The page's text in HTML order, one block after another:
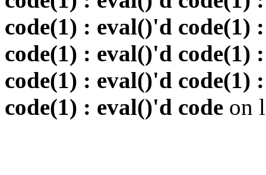
code(1) : eval()'d code(1)
code(1) : eval()'d code(1)
code(1) : eval()'d code(1)
code(1) : eval()'d code on